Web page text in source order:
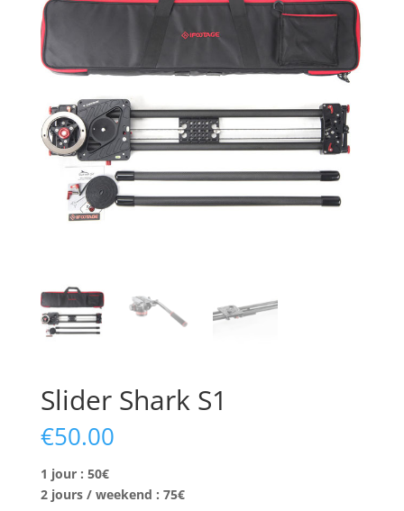
Slider Shark S1
€50.00
1 jour : 50€
2 jours / weekend : 75€